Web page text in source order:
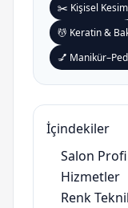
✂️ Kişisel Kesim
💆 Keratin &
💅
İçindekiler
Salon
Hizmetler
Renk